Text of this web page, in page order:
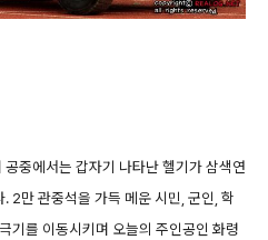
중에서는 갑자기 나타난 헬기가 삼색연
2만 관중석을 가득 메운 시민, 군인, 학
기를 이동시키며 오늘의 주인공인 화령